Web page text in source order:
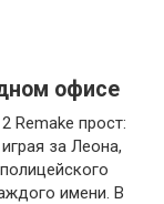
офисе
Remake прост:
за Леона,
имени. В